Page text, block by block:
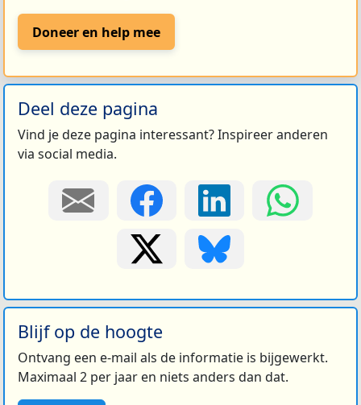
Doneer en help mee
Deel deze pagina
Vind je deze pagina interessant? Inspireer anderen
via social media.
Blijf op de hoogte
Ontvang een e-mail als de informatie is bijgewerkt.
Maximaal 2 per jaar en niets anders dan dat.